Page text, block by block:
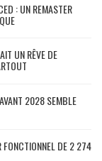
: UN REMASTER
UN RÊVE DE
2028 SEMBLE
FONCTIONNEL DE 2 274